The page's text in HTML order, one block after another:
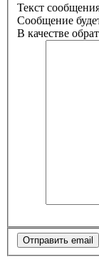
Текст
Сообщение
В качестве